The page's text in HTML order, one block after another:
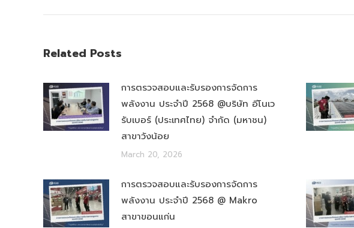
Related Posts
การตรวจสอบและรับรองการจัดการ
พลังงาน ประจำปี 2568 @บริษัท อีโนเว
รับเบอร์ (ประเทศไทย) จำกัด (มหาชน)
สาขาวังน้อย
March 20, 2026
การตรวจสอบและรับรองการจัดการ
พลังงาน ประจำปี 2568 @ Makro
สาขาขอนแก่น